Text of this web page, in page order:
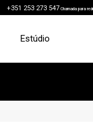
+351 253 273 547 Chamada para
Estúdio